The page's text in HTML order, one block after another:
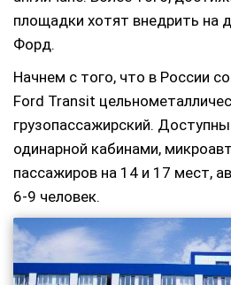
площадки хотят внедрить на
Форд.
Начнем с того, что в России
Ford Transit
грузопассажирский.
одинарной кабинами,
пассажиров на 14 и 17 мест,
6-9 человек.